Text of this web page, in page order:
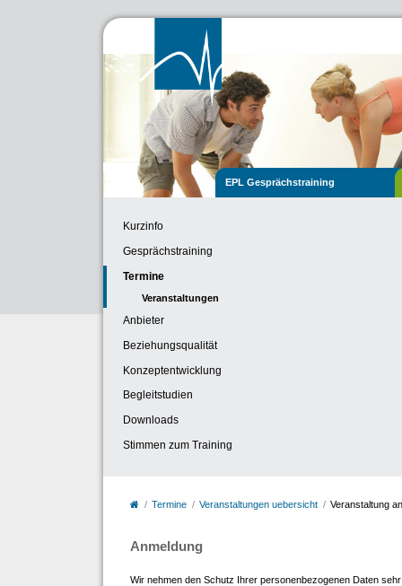
EPL Gesprächstraining
Kurzinfo
Gesprächstraining
Termine
Veranstaltungen
Anbieter
Beziehungsqualität
Konzeptentwicklung
Begleitstudien
Downloads
Stimmen zum Training
Termine Veranstaltungen uebersicht Veranstaltung
Anmeldung
Wir nehmen den Schutz Ihrer personenbezogenen Daten